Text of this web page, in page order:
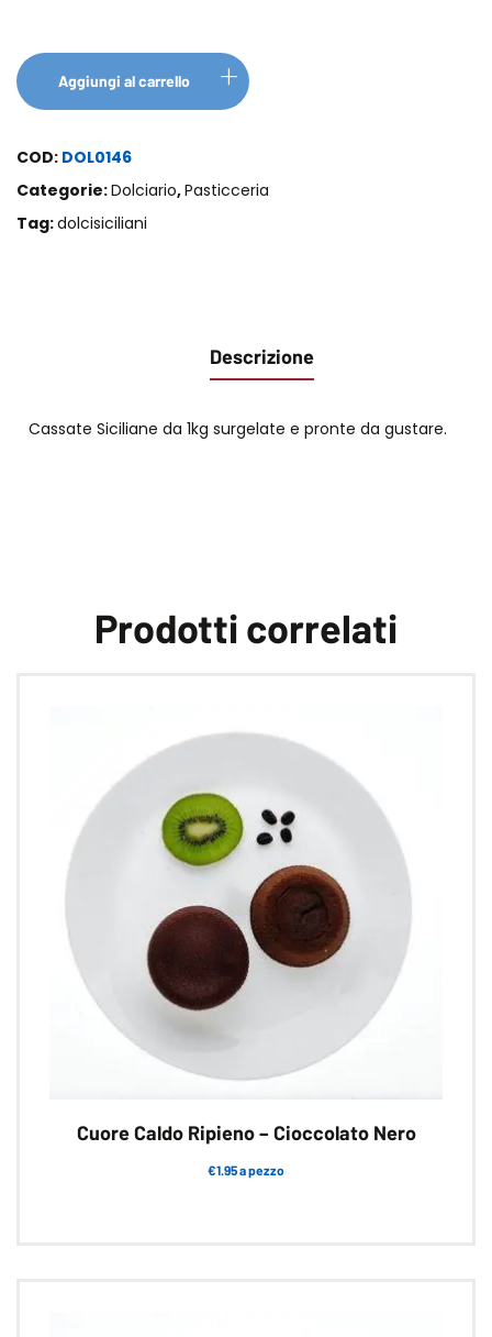
Aggiungi al carrello
COD: DOL0146
Categorie:Dolciario,Pasticceria
Tag:dolcisiciliani
Descrizione
Cassate Siciliane da 1kg surgelate e pronte da gustare.
Prodotti correlati
Cuore Caldo Ripieno – Cioccolato Nero
€1.95 a pezzo